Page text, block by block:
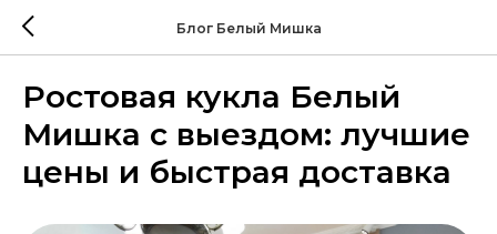
Блог Белый Мишка
Ростовая кукла Белый
Мишка с выездом: лучшие
цены и быстрая доставка